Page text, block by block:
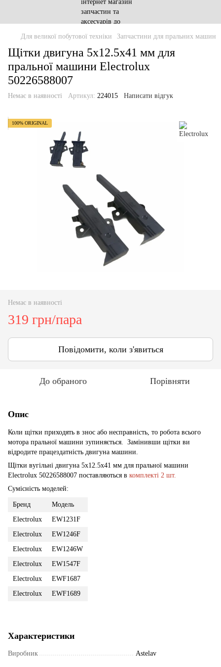
Для великої побутової техніки Запчастини для пральних машин
Щітки двигуна 5x12.5x41 мм для
пральної машини Electrolux
50226588007
Немає в наявності Артикул: 224015 Написати відгук
100% ORIGINAL
Немає в наявності
319 грн/пара
Повідомити, коли з'явиться
До обраного Порівняти
Опис
Коли щітки приходять в знос або несправність, то робота всього
мотора пральної машини зупиняється. Замінивши щітки ви
відродите працездатність двигуна машини.
Щітки вугільні двигуна 5x12.5x41 мм для пральної машини
Electrolux 50226588007 поставляються в комплекті 2 шт.
Сумісність моделей:
Бренд
Модель
Electrolux
EW1231F
Electrolux
EW1246F
Electrolux
EW1246W
Electrolux
EW1547F
Electrolux
EWF1687
Electrolux
EWF1689
Характеристики
Виробник Astelav